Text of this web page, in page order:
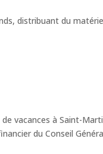
distribuant du
vacances à Saint-
du Conseil